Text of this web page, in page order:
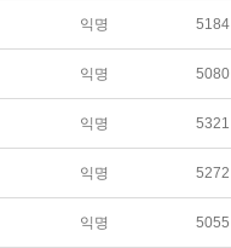
익명 5184
익명 5080
익명 5321
익명 5272
익명 5055